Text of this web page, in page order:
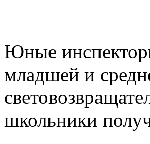
Юные
младшей и
школьники